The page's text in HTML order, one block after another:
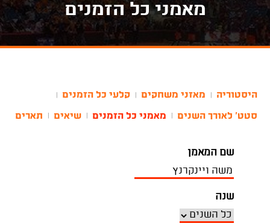
מאמני כל הזמנים
היסטוריה מאזני משחקים קלעי כל הזמנים
סטט' לאורך השנים מאמני כל הזמנים שיאים תארים
שם המאמן
שנה